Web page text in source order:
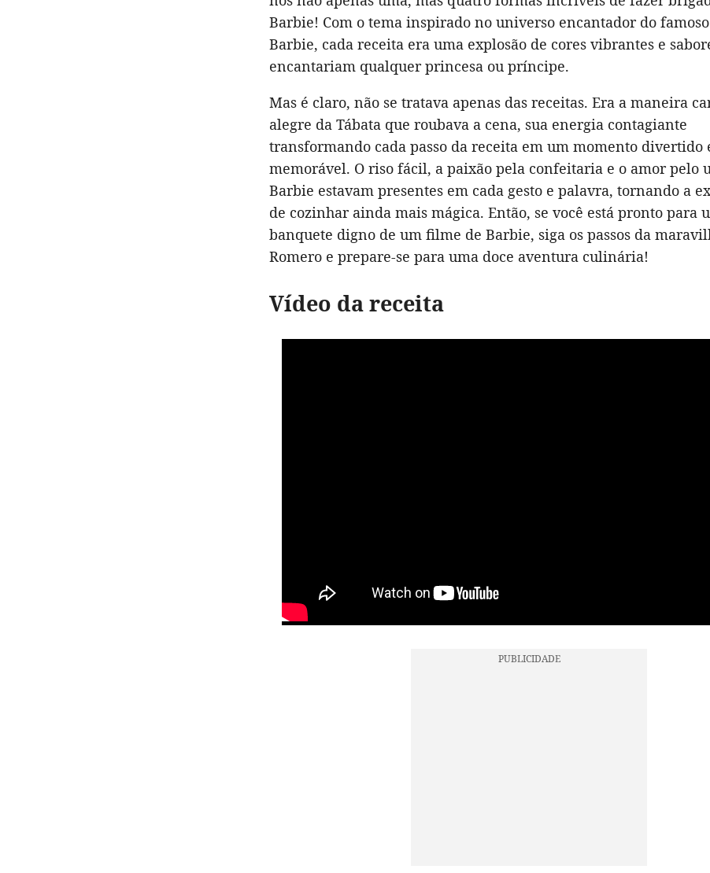
Barbie! Com o tema inspirado no universo encantador do
Barbie, cada receita era uma explosão de cores vibrantes e
encantariam qualquer princesa ou príncipe.
Mas é claro, não se tratava apenas das receitas. Era a maneira
alegre da Tábata que roubava a cena, sua energia contagiante
transformando cada passo da receita em um momento divertido
memorável. O riso fácil, a paixão pela confeitaria e o amor pelo
Barbie estavam presentes em cada gesto e palavra, tornando a
de cozinhar ainda mais mágica. Então, se você está pronto para
banquete digno de um filme de Barbie, siga os passos da
Romero e prepare-se para uma doce aventura culinária!
Vídeo da receita